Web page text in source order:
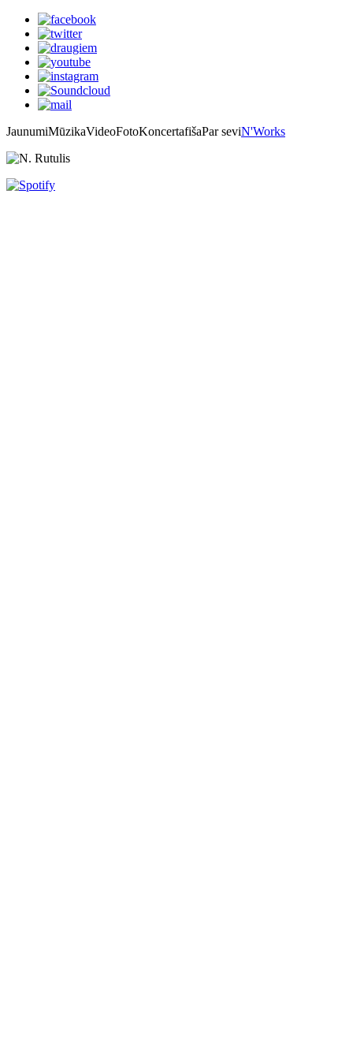
JaunumiMūzikaVideoFotoKoncertafišaPar seviN'Works